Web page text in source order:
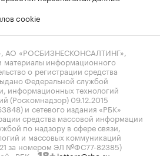
cookie
«РОСБИЗНЕСКОНСАЛТИНГ»,
материалы информационного
о регистрации средства
Федеральной службой
информационных технологий
(Роскомнадзор) 09.12.2015
и сетевого издания «РБК»
средства массовой информации
по надзору в сфере связи,
и массовых коммуникаций
за номером ЭЛ №ФС77-82385)